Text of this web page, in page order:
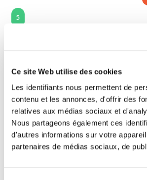
Ce site Web utilise des cookies
Les identifiants nous permettent de
contenu et les annonces, d'offrir des
relatives aux médias sociaux et
Nous partageons également ces
d'autres informations sur votre
partenaires de médias sociaux, de
5
Click on the numbers
numbers: 5481 and
6584 7847 4875 5384
9859